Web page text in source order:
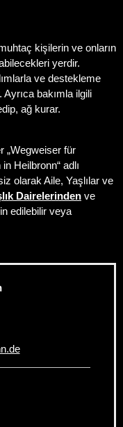
kişilerin ve onların
yerdir.
ve destekleme
bakımla ilgili
ağ kurar.
„Wegweiser für
Heilbronn“ adlı
olarak Aile, Yaşlılar ve
Dairelerinden ve
edilebilir veya